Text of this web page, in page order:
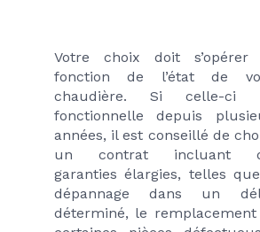
Votre choix doit s’opérer
fonction de l’état de
chaudière. Si celle-ci
fonctionnelle depuis
années, il est conseillé de
un contrat incluant
garanties élargies, telles
dépannage dans un
déterminé, le remplacement